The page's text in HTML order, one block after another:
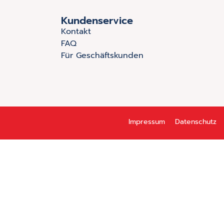
Kundenservice
Kontakt
FAQ
Für Geschäftskunden
Impressum Datenschutz